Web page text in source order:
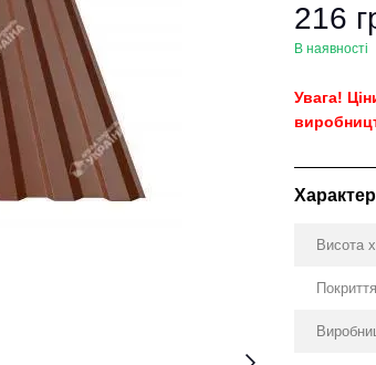
216
В наявності
Увага!
Висота
Покриття